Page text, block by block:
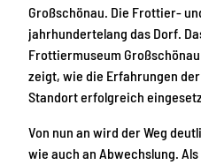
Großschönau. Die Frottier-
jahrhundertelang das Dorf.
Frottiermuseum
zeigt, wie die Erfahrungen
Standort erfolgreich
Von nun an wird der Weg
wie auch an Abwechslung.